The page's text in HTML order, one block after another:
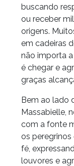
buscando
ou receber
origens.
em cadeiras
não importa
é chegar e
graças
Bem ao lado
Massabielle,
com a fonte
os peregrinos
fé,
louvores e